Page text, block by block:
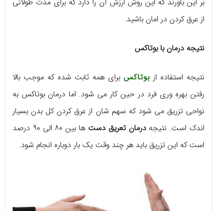
از عرق کردن در امان باشید‌.
نتیجه درمان با بوتاکس
نتیجه استفاده از بوتاکس برای همه ثابت شده که موجب بالا
رفتن بهره وری فرد در حین کار می شود. اما درمان بوتاکس به
نواحی تزریق می شود که سهم شان از عرق کردن کل بدن بسیار
اندک است. نتیجهدرمان تعریق دست
ها بین ۸۰ الی ۹۰ درصد
است که این تزریق باید هر چند وقت یک بار دوباره انجام شود.